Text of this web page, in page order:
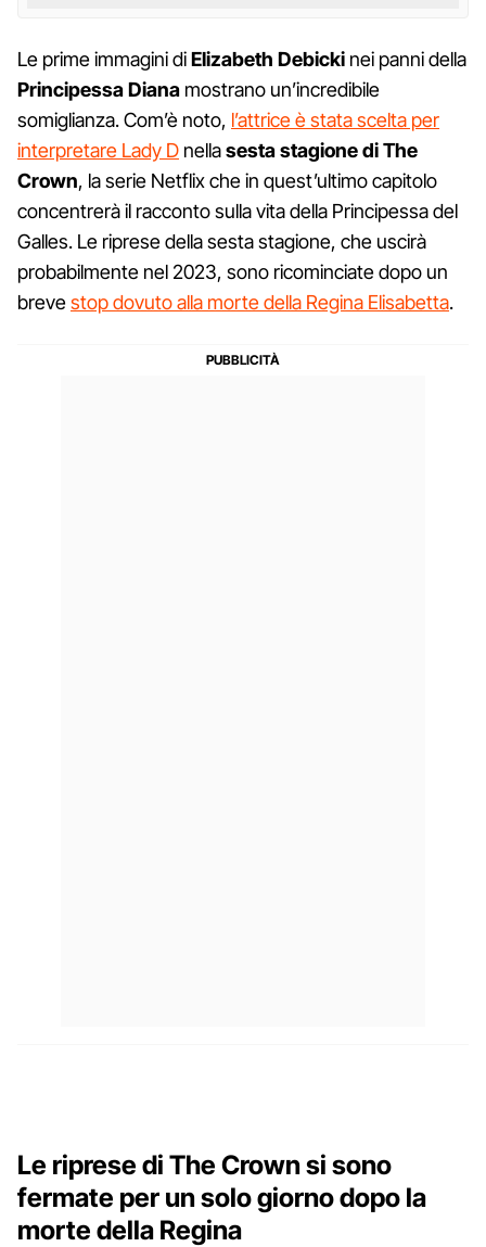
Le prime immagini diElizabeth Debicki nei panni della
Principessa Diana mostrano un’incredibile
somiglianza. Com’è noto, l’attrice è stata scelta per
interpretare Lady D nellasesta stagione di The
Crown, la serie Netflix che in quest’ultimo capitolo
concentrerà il racconto sulla vita della Principessa del
Galles. Le riprese della sesta stagione, che uscirà
probabilmente nel 2023, sono ricominciate dopo un
brevestop dovuto alla morte della Regina Elisabetta.
Le riprese di The Crown si sono
fermate per un solo giorno dopo la
morte della Regina